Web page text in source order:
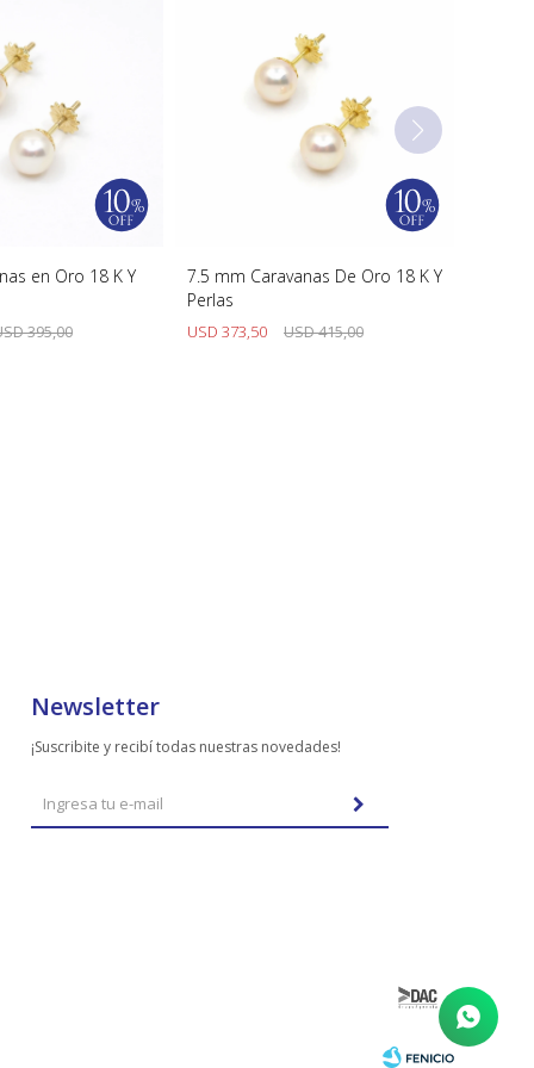
en Oro 18 K Y
395,00
7.5 mm Caravanas De Oro 18 K Y
Perlas
USD 373,50 USD415,00
Newsletter
¡Suscribite y recibí todas nuestras novedades!